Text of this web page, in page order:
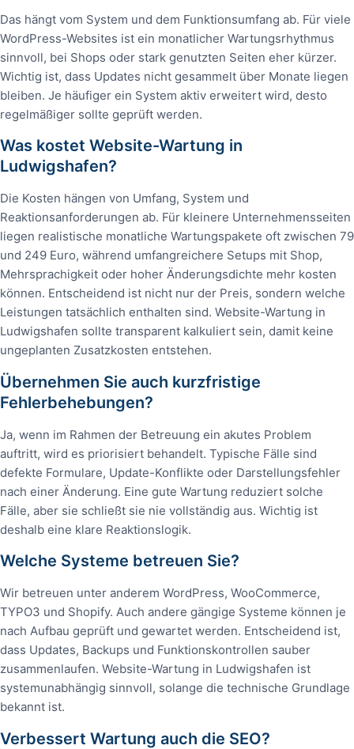
Das hängt vom System und dem Funktionsumfang ab. Für viele
WordPress-Websites ist ein monatlicher Wartungsrhythmus
sinnvoll, bei Shops oder stark genutzten Seiten eher kürzer.
Wichtig ist, dass Updates nicht gesammelt über Monate liegen
bleiben. Je häufiger ein System aktiv erweitert wird, desto
regelmäßiger sollte geprüft werden.
Was kostet Website-Wartung in
Ludwigshafen?
Die Kosten hängen von Umfang, System und
Reaktionsanforderungen ab. Für kleinere Unternehmensseiten
liegen realistische monatliche Wartungspakete oft zwischen 79
und 249 Euro, während umfangreichere Setups mit Shop,
Mehrsprachigkeit oder hoher Änderungsdichte mehr kosten
können. Entscheidend ist nicht nur der Preis, sondern welche
Leistungen tatsächlich enthalten sind. Website-Wartung in
Ludwigshafen sollte transparent kalkuliert sein, damit keine
ungeplanten Zusatzkosten entstehen.
Übernehmen Sie auch kurzfristige
Fehlerbehebungen?
Ja, wenn im Rahmen der Betreuung ein akutes Problem
auftritt, wird es priorisiert behandelt. Typische Fälle sind
defekte Formulare, Update-Konflikte oder Darstellungsfehler
nach einer Änderung. Eine gute Wartung reduziert solche
Fälle, aber sie schließt sie nie vollständig aus. Wichtig ist
deshalb eine klare Reaktionslogik.
Welche Systeme betreuen Sie?
Wir betreuen unter anderem WordPress, WooCommerce,
TYPO3 und Shopify. Auch andere gängige Systeme können je
nach Aufbau geprüft und gewartet werden. Entscheidend ist,
dass Updates, Backups und Funktionskontrollen sauber
zusammenlaufen. Website-Wartung in Ludwigshafen ist
systemunabhängig sinnvoll, solange die technische Grundlage
bekannt ist.
Verbessert Wartung auch die SEO?